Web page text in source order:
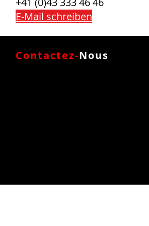
E-Mail schreiben
Contactez-Nous